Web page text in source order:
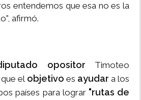
entendemos que esa no es la
afirmó.
opositor Timoteo
el objetivo es ayudar a los
países para lograr "rutas de